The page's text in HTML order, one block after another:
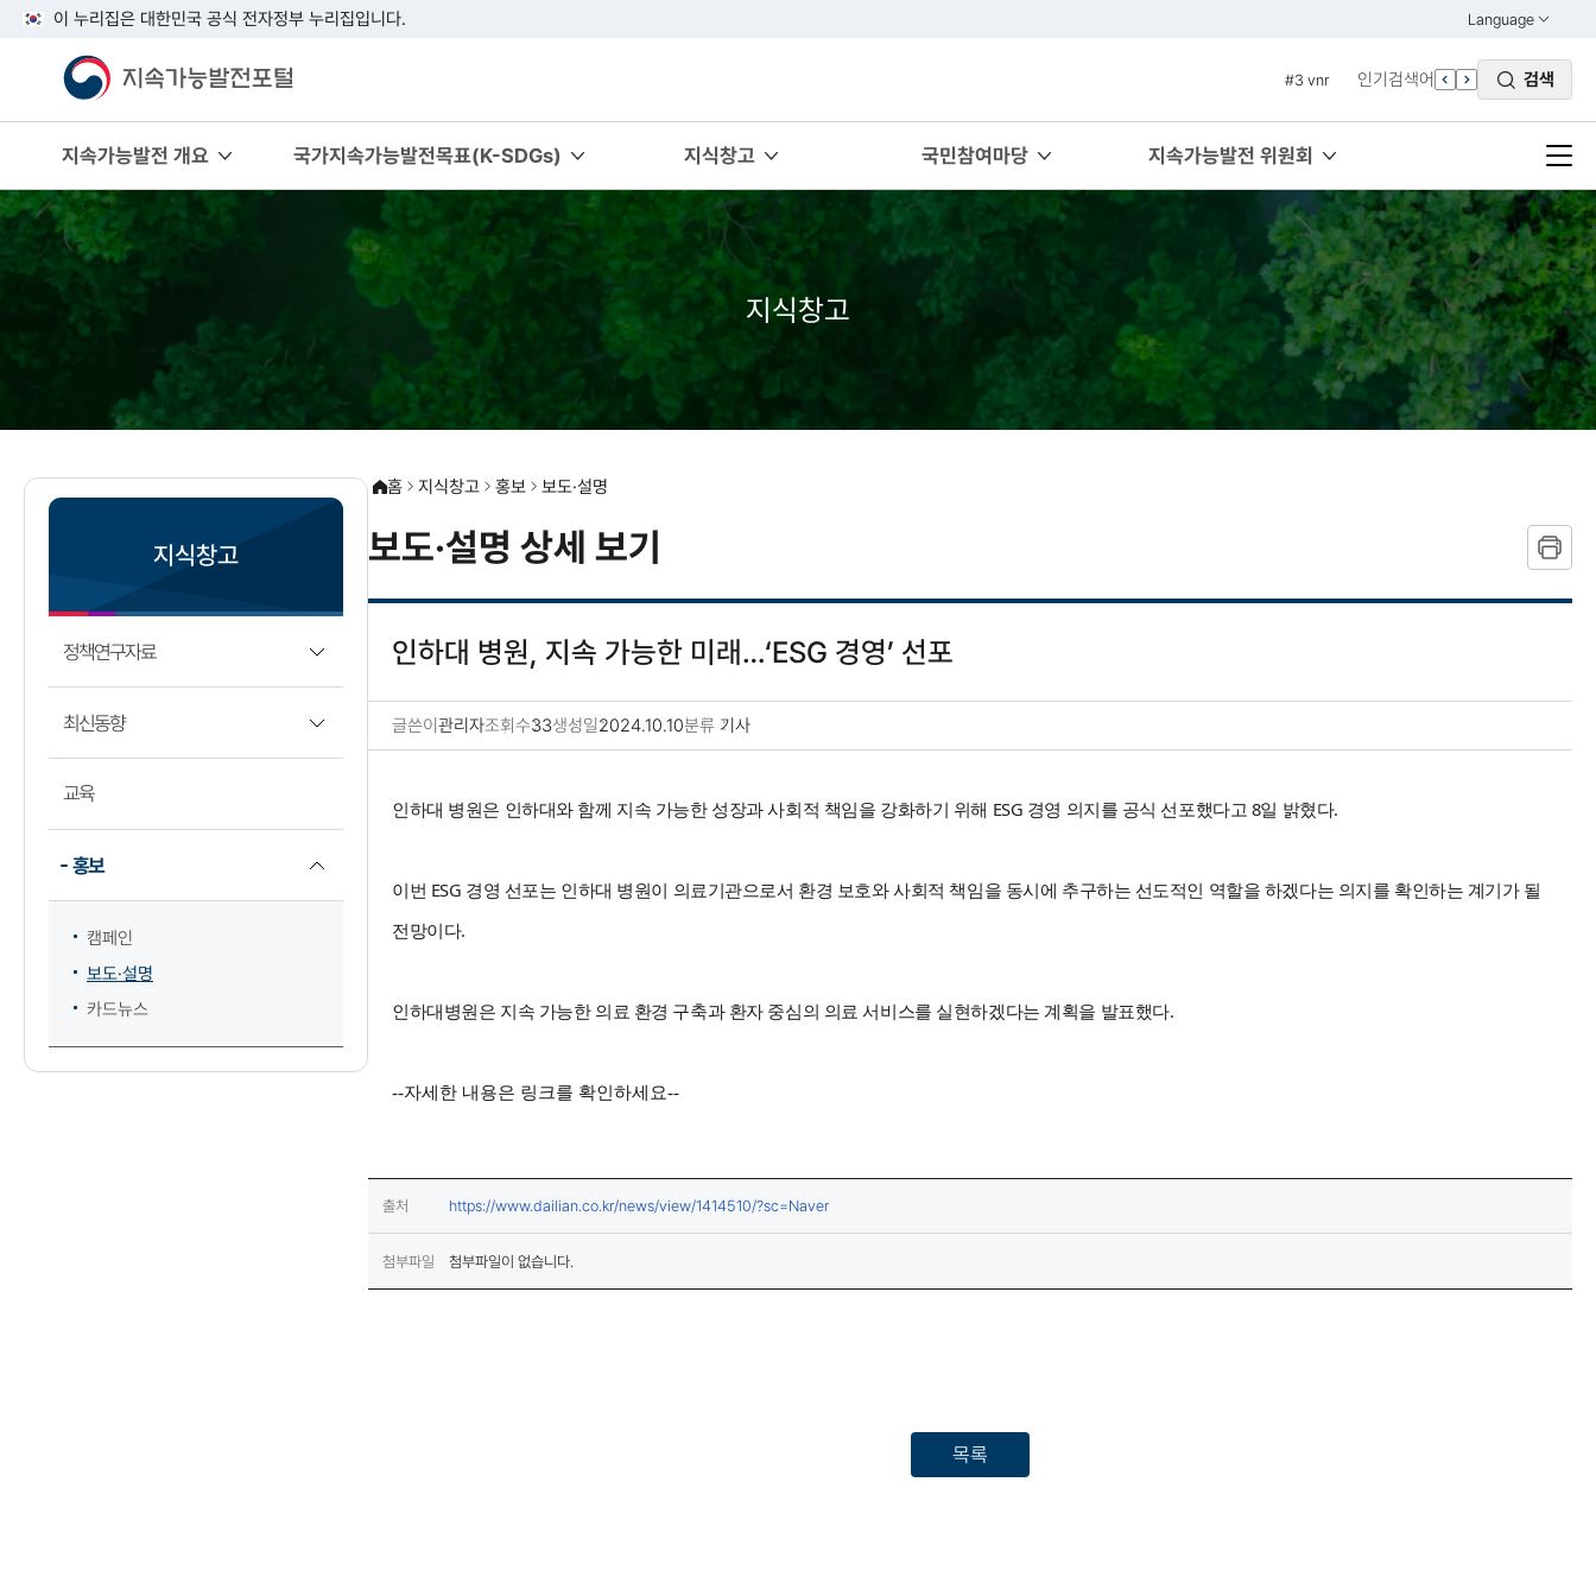
이 누리집은 대한민국 공식 전자정부 누리집입니다. Language
열기
ENGLISH
#3 vnr
#5 esg
#6 빈곤
#7 un
#1 경제
#2 환경
인기검색어 검색
지속가능발전 개요 국가지속가능발전목표(K-SDGs) 지식창고 국민참여마당 지속가능발전 위원회
지식창고
지식창고
정책연구자료
최신동향
교육
홍보
캠페인
보도·설명
카드뉴스
홈 지식창고 홍보 보도·설명
보도·설명 상세 보기
인하대 병원, 지속 가능한 미래…‘ESG 경영’ 선포
글쓴이관리자조회수33생성일2024.10.10분류 기사
인하대 병원은 인하대와 함께 지속 가능한 성장과 사회적 책임을 강화하기 위해 ESG 경영 의지를 공식 선포했다고 8일 밝혔다.
이번 ESG 경영 선포는 인하대 병원이 의료기관으로서 환경 보호와 사회적 책임을 동시에 추구하는 선도적인 역할을 하겠다는 의지를 확인하는 계기가 될
전망이다.
인하대병원은 지속 가능한 의료 환경 구축과 환자 중심의 의료 서비스를 실현하겠다는 계획을 발표했다.
--자세한 내용은 링크를 확인하세요--
출처 https://www.dailian.co.kr/news/view/1414510/?sc=Naver(새창열림)
첨부파일 첨부파일이 없습니다.
목록